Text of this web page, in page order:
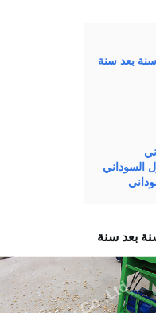
بعد سنة
السوداني
بعد سنة